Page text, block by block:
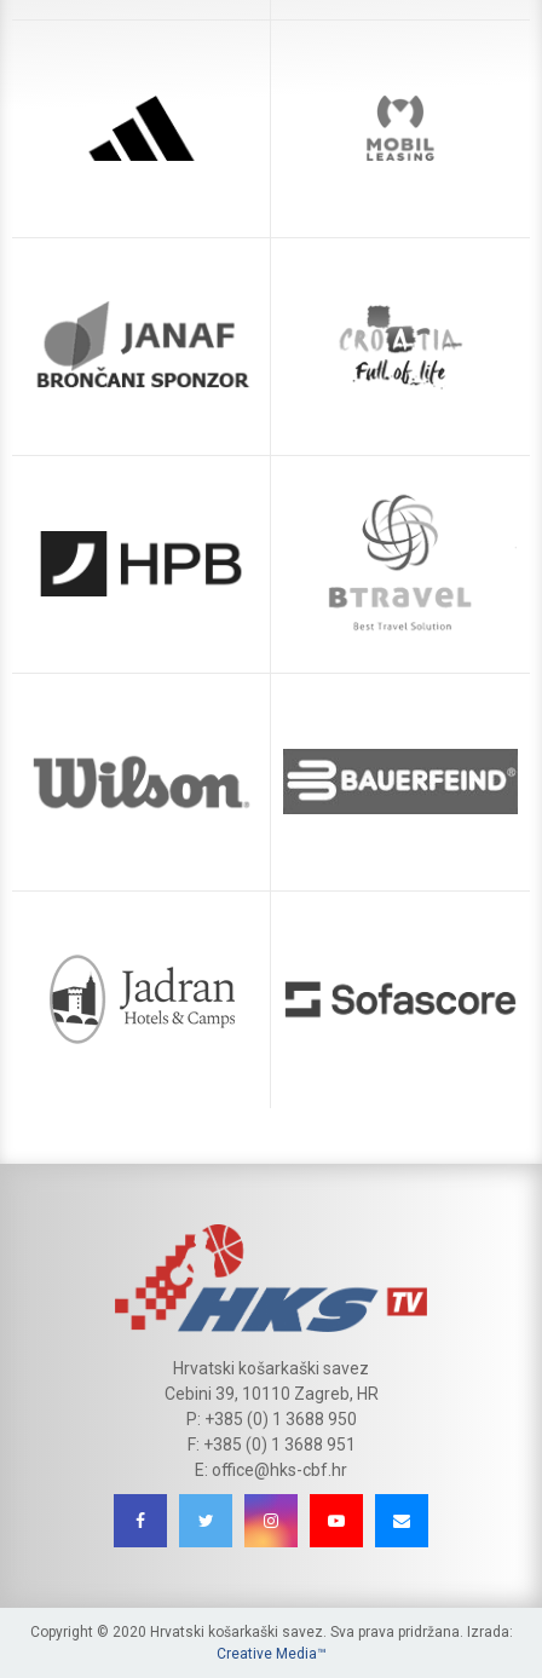
Hrvatski košarkaški savez
Cebini 39, 10110 Zagreb, HR
P: +385 (0) 1 3688 950
F: +385 (0) 1 3688 951
E: office@hks-cbf.hr
Copyright © 2020 Hrvatski košarkaški savez. Sva prava pridržana. Izrada:
Creative Media™